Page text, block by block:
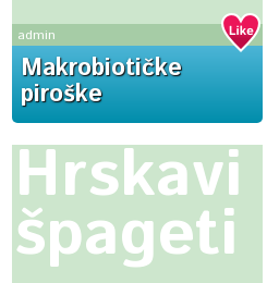
admin
Makrobiotičke
piroške
Hrskavi
špageti